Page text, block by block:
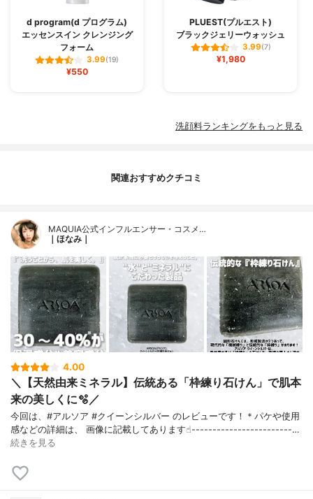
d program(d プログラム)
エッセンスイン クレンジング
フォーム
3.99(19)
¥550
PLUEST(プルエスト)
ブラックジェリーウォッシュ
3.99(7)
¥1,980
洗顔料ランキングをもっと見る
関連おすすめクチコミ
MAQUIA公式インフルエンサー・コスメ…
｜ほなみ｜
4.00
＼【天然由来ミネラル】伝統ある「枠練り石けん」で肌本
来の美しくに🫧／
今回は、#アルソア #クイーンシルバー のレビューです！＊パケや使用
感などの詳細は、 画像に記載してあります☝︎------------------------…
続きを見る